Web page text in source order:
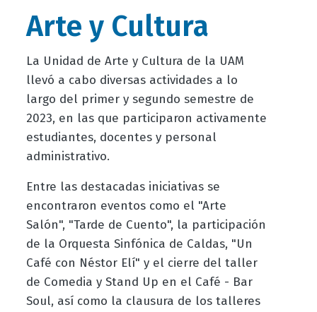
Arte y Cultura
La Unidad de Arte y Cultura de la UAM
llevó a cabo diversas actividades a lo
largo del primer y segundo semestre de
2023, en las que participaron activamente
estudiantes, docentes y personal
administrativo.
Entre las destacadas iniciativas se
encontraron eventos como el "Arte
Salón", "Tarde de Cuento", la participación
de la Orquesta Sinfónica de Caldas, "Un
Café con Néstor Elí" y el cierre del taller
de Comedia y Stand Up en el Café - Bar
Soul, así como la clausura de los talleres